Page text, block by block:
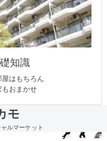
知識
屋はもちろん
もおまかせ
モ
ルマーケット